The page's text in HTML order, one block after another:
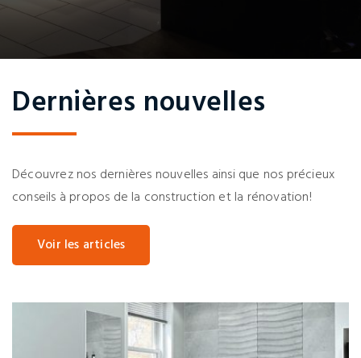
Dernières nouvelles
Découvrez nos dernières nouvelles ainsi que nos précieux
conseils à propos de la construction et la rénovation!
Voir les articles